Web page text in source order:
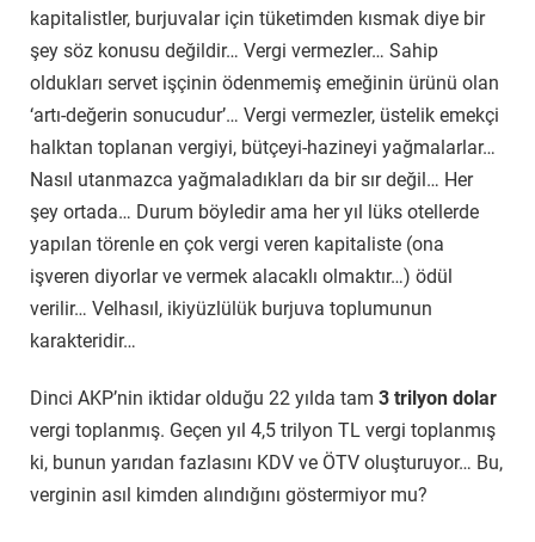
kapitalistler, burjuvalar için tüketimden kısmak diye bir
şey söz konusu değildir… Vergi vermezler… Sahip
oldukları servet işçinin ödenmemiş emeğinin ürünü olan
‘artı-değerin sonucudur’… Vergi vermezler, üstelik emekçi
halktan toplanan vergiyi, bütçeyi-hazineyi yağmalarlar…
Nasıl utanmazca yağmaladıkları da bir sır değil… Her
şey ortada… Durum böyledir ama her yıl lüks otellerde
yapılan törenle en çok vergi veren kapitaliste (ona
işveren diyorlar ve vermek alacaklı olmaktır…) ödül
verilir… Velhasıl, ikiyüzlülük burjuva toplumunun
karakteridir…
Dinci AKP’nin iktidar olduğu 22 yılda tam 3 trilyon dolar
vergi toplanmış. Geçen yıl 4,5 trilyon TL vergi toplanmış
ki, bunun yarıdan fazlasını KDV ve ÖTV oluşturuyor… Bu,
verginin asıl kimden alındığını göstermiyor mu?